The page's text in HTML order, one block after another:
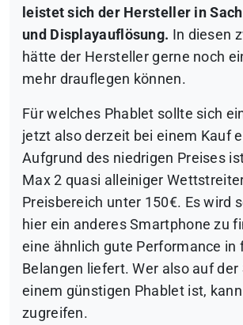
leistet sich der Hersteller in
und Displayauflösung. In diesen
hätte der Hersteller gerne noch
mehr drauflegen können.
Für welches Phablet sollte sich
jetzt also derzeit bei einem Kauf
Aufgrund des niedrigen Preises
Max 2 quasi alleiniger
Preisbereich unter 150€. Es wird
hier ein anderes Smartphone zu
eine ähnlich gute Performance in
Belangen liefert. Wer also auf der
einem günstigen Phablet ist,
zugreifen.